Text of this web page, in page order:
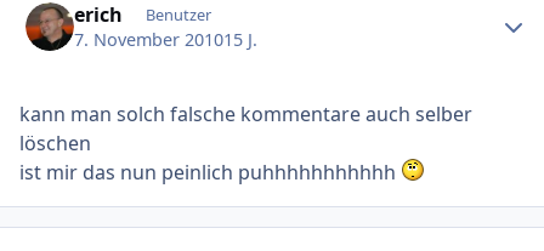
erich Benutzer
7. November 201015 J.
kann man solch falsche kommentare auch selber
löschen
ist mir das nun peinlich puhhhhhhhhhhh